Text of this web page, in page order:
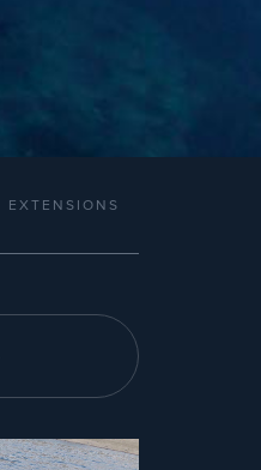
EXTENSIONS